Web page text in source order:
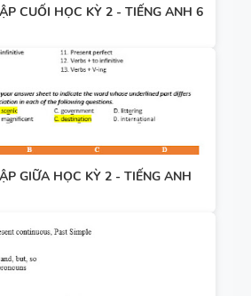
CUỐI HỌC KỲ 2 - TIẾNG ANH 6
GIỮA HỌC KỲ 2 - TIẾNG ANH